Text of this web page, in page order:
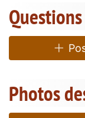
Questions
Photos